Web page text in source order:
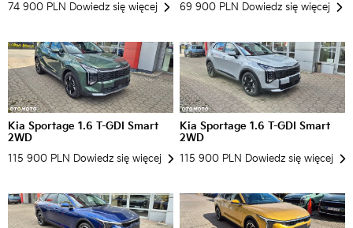
74 900 PLN Dowiedz się więcej
69 900 PLN Dowiedz się więcej
Kia Sportage 1.6 T-GDI Smart
2WD
115 900 PLN Dowiedz się więcej
Kia Sportage 1.6 T-GDI Smart
2WD
115 900 PLN Dowiedz się więcej